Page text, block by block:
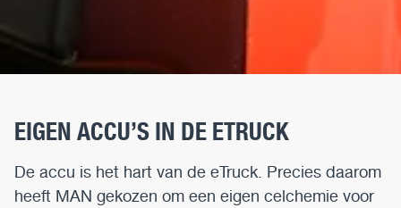
EIGEN ACCU’S IN DE ETRUCK
De accu is het hart van de eTruck. Precies daarom
heeft MAN gekozen om een eigen celchemie voor